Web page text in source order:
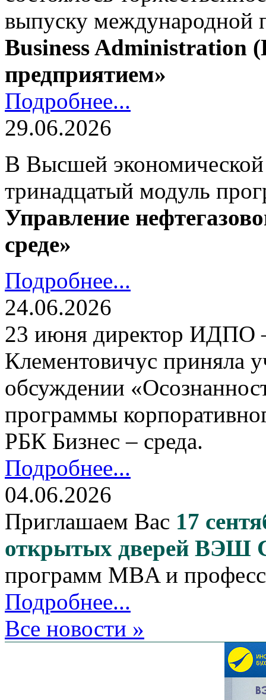
выпуску
Business Administration
предприятием»
Подробнее...
29.06.2026
В Высшей
тринадцатый модуль
Управление
среде»
Подробнее...
24.06.2026
23 июня директор
Клементовичус приняла
обсуждении
программы
РБК Бизнес – среда.
Подробнее...
04.06.2026
Приглашаем Вас 17
открытых дверей ВЭШ
программ MBA и
Подробнее...
Все новости »